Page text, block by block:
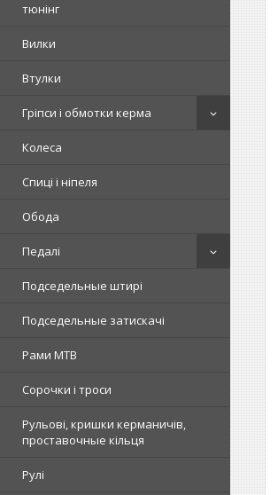
тюнінг
Вилки
Втулки
Гріпси і обмотки керма
Колеса
Спиці і ніпеля
Обода
Педалі
Подседельные штирі
Подседельные затискачі
Рами MTB
Сорочки і троси
Рульові, кришки керманичів,
проставочные кільця
Рулі